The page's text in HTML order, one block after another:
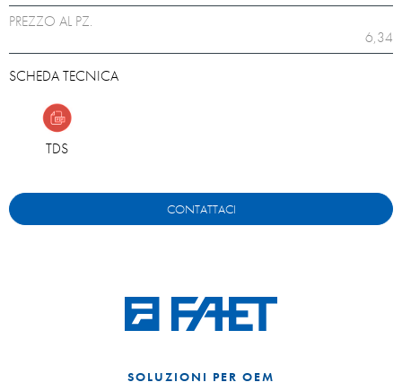
PREZZO AL PZ.
6,34
SCHEDA TECNICA
TDS
CONTATTACI
SOLUZIONI PER OEM